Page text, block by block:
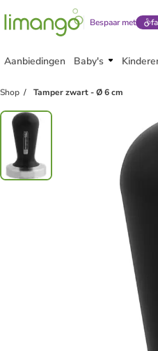
Bespaar met
Aanbiedingen Baby's
Shop Tamper zwart - Ø 6 cm